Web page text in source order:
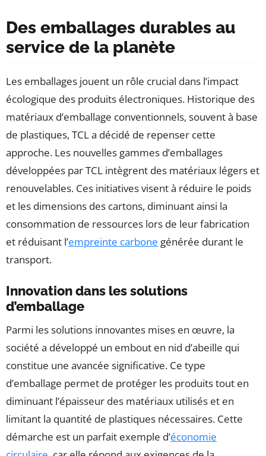
Des emballages durables au
service de la planète
Les emballages jouent un rôle crucial dans l’impact
écologique des produits électroniques. Historique des
matériaux d’emballage conventionnels, souvent à base
de plastiques, TCL a décidé de repenser cette
approche. Les nouvelles gammes d’emballages
développées par TCL intègrent des matériaux légers et
renouvelables. Ces initiatives visent à réduire le poids
et les dimensions des cartons, diminuant ainsi la
consommation de ressources lors de leur fabrication
et réduisant l’empreinte carbone générée durant le
transport.
Innovation dans les solutions
d’emballage
Parmi les solutions innovantes mises en œuvre, la
société a développé un embout en nid d’abeille qui
constitue une avancée significative. Ce type
d’emballage permet de protéger les produits tout en
diminuant l’épaisseur des matériaux utilisés et en
limitant la quantité de plastiques nécessaires. Cette
démarche est un parfait exemple d’économie